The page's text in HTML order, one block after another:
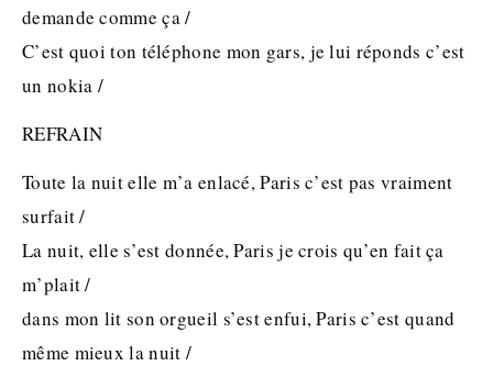
demande comme ça /
C’est quoi ton téléphone mon gars, je lui réponds c’est
un nokia /
REFRAIN
Toute la nuit elle m’a enlacé, Paris c’est pas vraiment
surfait /
La nuit, elle s’est donnée, Paris je crois qu’en fait ça
m’plait /
dans mon lit son orgueil s’est enfui, Paris c’est quand
même mieux la nuit /